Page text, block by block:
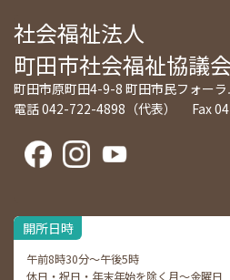
社会福祉法人
町田市社会福祉協議会
町田市原町田4-9-8 町田市民フォー
電話 042-722-4898（代表） Fax
開所日時
午前8時30分～午後5時
休日・祝日・年末年始を除く月～金曜日